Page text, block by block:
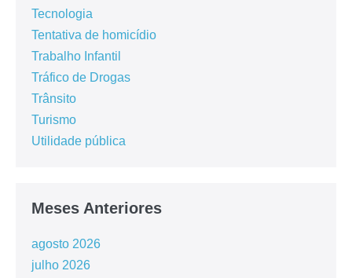
Tecnologia
Tentativa de homicídio
Trabalho Infantil
Tráfico de Drogas
Trânsito
Turismo
Utilidade pública
Meses Anteriores
agosto 2026
julho 2026